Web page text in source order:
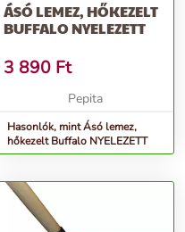
ÁSÓ LEMEZ, HŐKEZELT
BUFFALO NYELEZETT
3 890 Ft
Pepita
Hasonlók, mint Ásó lemez,
hőkezelt Buffalo NYELEZETT